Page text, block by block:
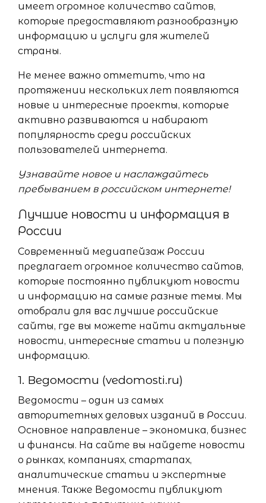
имеет огромное количество сайтов,
которые предоставляют разнообразную
информацию и услуги для жителей
страны.
Не менее важно отметить, что на
протяжении нескольких лет появляются
новые и интересные проекты, которые
активно развиваются и набирают
популярность среди российских
пользователей интернета.
Узнавайте новое и наслаждайтесь
пребыванием в российском интернете!
Лучшие новости и информация в
России
Современный медиапейзаж России
предлагает огромное количество сайтов,
которые постоянно публикуют новости
и информацию на самые разные темы. Мы
отобрали для вас лучшие российские
сайты, где вы можете найти актуальные
новости, интересные статьи и полезную
информацию.
1. Ведомости (vedomosti.ru)
Ведомости – один из самых
авторитетных деловых изданий в России.
Основное направление – экономика, бизнес
и финансы. На сайте вы найдете новости
о рынках, компаниях, стартапах,
аналитические статьи и экспертные
мнения. Также Ведомости публикуют